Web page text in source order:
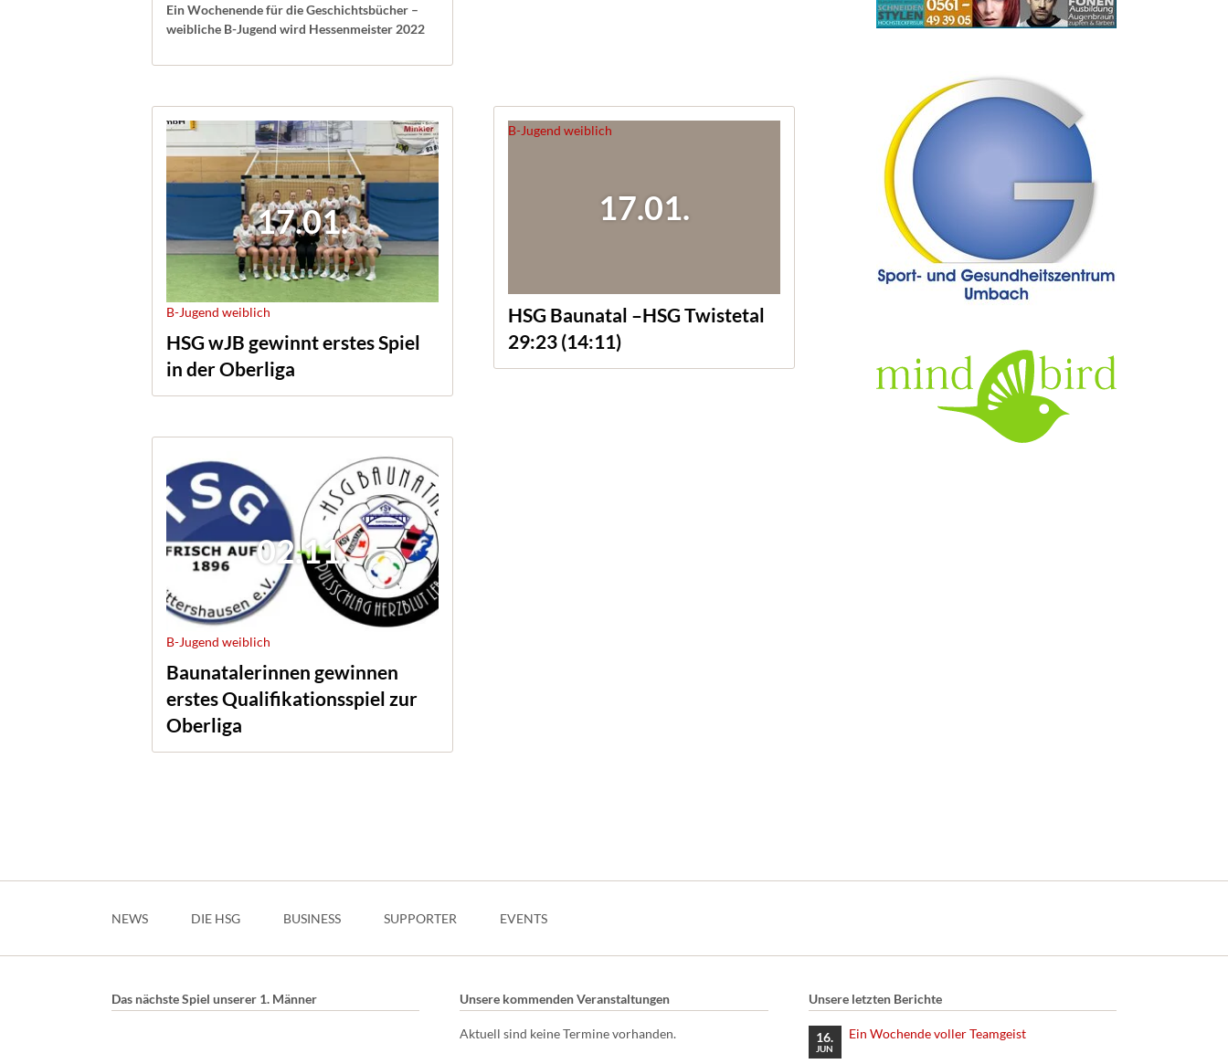
Ein Wochenende für die Geschichtsbücher –
weibliche B-Jugend wird Hessenmeister 2022
17.01.
B-Jugend weiblich
HSG wJB gewinnt erstes Spiel
in der Oberliga
17.01.
B-Jugend weiblich
HSG Baunatal –HSG Twistetal
29:23 (14:11)
02.11.
B-Jugend weiblich
Baunatalerinnen gewinnen
erstes Qualifikationsspiel zur
Oberliga
NEWS DIE HSG BUSINESS SUPPORTER EVENTS
Das nächste Spiel unserer 1. Männer Unsere kommenden Veranstaltungen
Aktuell sind keine Termine vorhanden.
Unsere letzten Berichte
16.
JUN
Ein Wochende voller Teamgeist